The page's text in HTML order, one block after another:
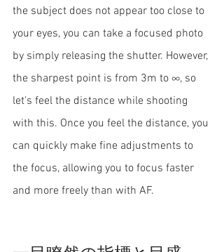
the subject does not appear too close to
your eyes, you can take a focused photo
by simply releasing the shutter. However,
the sharpest point is from 3m to ∞, so
let's feel the distance while shooting
with this. Once you feel the distance, you
can quickly make fine adjustments to
the focus, allowing you to focus faster
and more freely than with AF.